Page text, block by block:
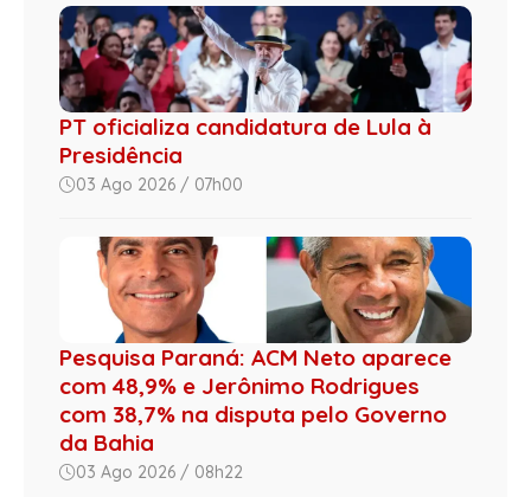
PT oficializa candidatura de Lula à
Presidência
03 Ago 2026 / 07h00
Pesquisa Paraná: ACM Neto aparece
com 48,9% e Jerônimo Rodrigues
com 38,7% na disputa pelo Governo
da Bahia
03 Ago 2026 / 08h22